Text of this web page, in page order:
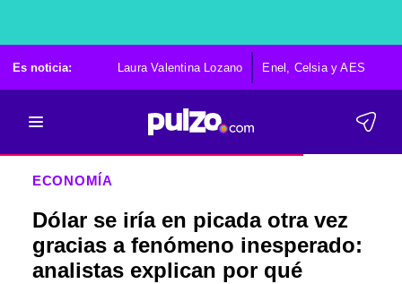
Es noticia: Laura Valentina Lozano Enel, Celsia y AES
ECONOMÍA
Dólar se iría en picada otra vez
gracias a fenómeno inesperado:
analistas explican por qué